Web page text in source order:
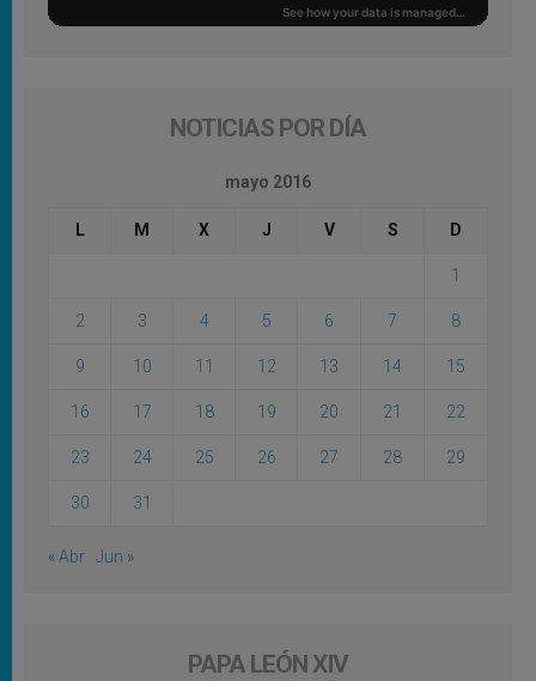
NOTICIAS POR DÍA
mayo 2016
L M X J V S D
1
2 3 4 5 6 7 8
9 10 11 12 13 14 15
16 17 18 19 20 21 22
23 24 25 26 27 28 29
30 31
« Abr Jun »
PAPA LEÓN XIV